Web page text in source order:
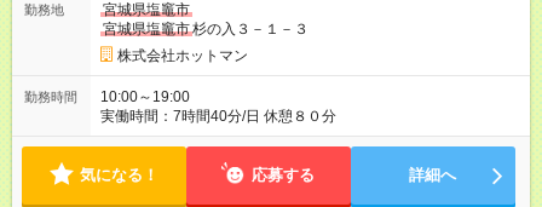
す。 【試用期間】試用期間あり 試用期間の長さ：3ヶ月 雇用形
態、給与は本採用時と同じです。
勤務地
宮城県塩竈市
宮城県塩竈市杉の入３－１－３
株式会社ホットマン
勤務時間
10:00～19:00
実働時間：7時間40分/日 休憩８０分
気になる！ 応募する 詳細へ